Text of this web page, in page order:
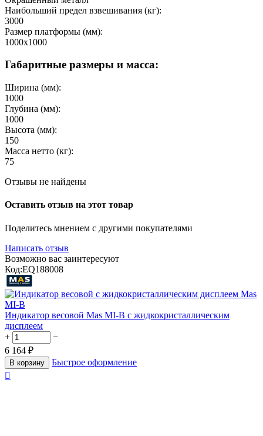
Наибольший предел взвешивания (кг):
3000
Размер платформы (мм):
1000x1000
Габаритные размеры и масса:
Ширина (мм):
1000
Глубина (мм):
1000
Высота (мм):
150
Масса нетто (кг):
75
Отзывы не найдены
Оставить отзыв на этот товар
Поделитесь мнением с другими покупателями
Написать отзыв
Возможно вас заинтересуют
Код:EQ188008
Индикатор весовой Mas MI-В с жидкокристаллическим
дисплеем
+
−
6 164 ₽
В корзину
Быстрое оформление
